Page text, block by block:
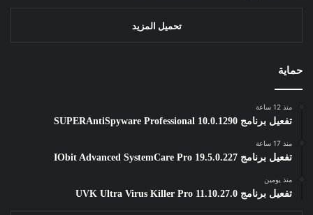
تحميل المزيد
حماية
منذ 12 ساعة
تفعيل برنامج SUPERAntiSpyware Professional 10.0.1290
منذ 17 ساعة
تفعيل برنامج IObit Advanced SystemCare Pro 19.5.0.227
منذ يومين
تفعيل برنامج UVK Ultra Virus Killer Pro 11.10.27.0